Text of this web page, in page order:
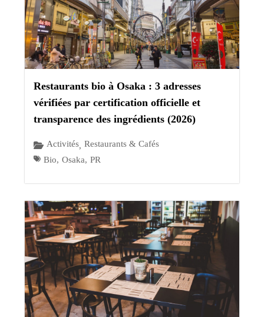
Restaurants bio à Osaka : 3 adresses
vérifiées par certification officielle et
transparence des ingrédients (2026)
Activités, Restaurants & Cafés
Bio, Osaka, PR